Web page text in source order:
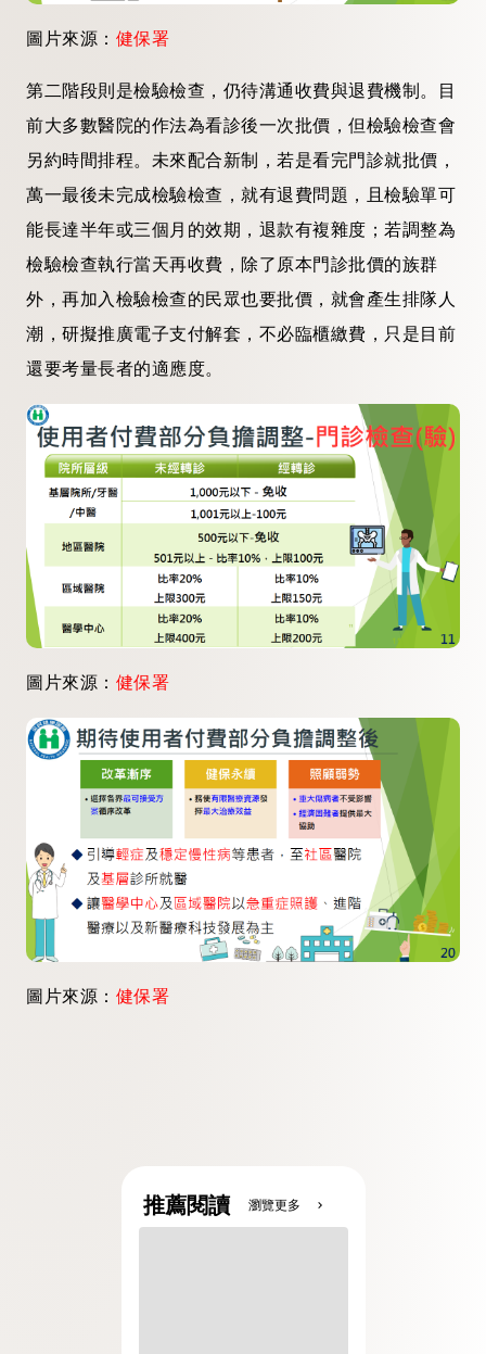
圖片來源： 健保署
第二階段則是檢驗檢查，仍待溝通收費與退費機制。目
前大多數醫院的作法為看診後一次批價，但檢驗檢查會
另約時間排程。未來配合新制，若是看完門診就批價，
萬一最後未完成檢驗檢查，就有退費問題，且檢驗單可
能長達半年或三個月的效期，退款有複雜度；若調整為
檢驗檢查執行當天再收費，除了原本門診批價的族群
外，再加入檢驗檢查的民眾也要批價，就會產生排隊人
潮，研擬推廣電子支付解套，不必臨櫃繳費，只是目前
還要考量長者的適應度。
圖片來源： 健保署
圖片來源： 健保署
推薦閱讀 瀏覽更多 chevron_right